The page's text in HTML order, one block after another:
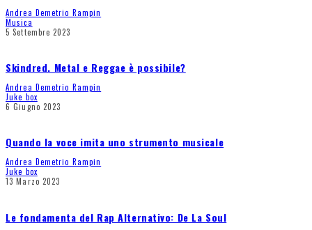
Andrea Demetrio Rampin
Musica
5 Settembre 2023
Skindred. Metal e Reggae è possibile?
Andrea Demetrio Rampin
Juke box
6 Giugno 2023
Quando la voce imita uno strumento musicale
Andrea Demetrio Rampin
Juke box
13 Marzo 2023
Le fondamenta del Rap Alternativo: De La Soul